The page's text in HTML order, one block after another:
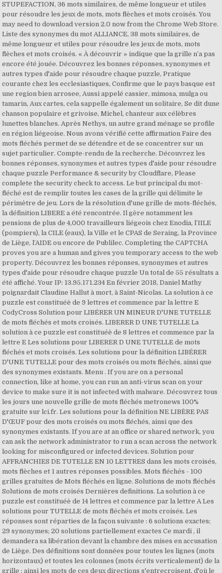
STUPEFACTION, 36 mots similaires, de même longueur et utiles
pour résoudre les jeux de mots, mots flèches et mots croisés. You
may need to download version 2.0 now from the Chrome Web Store.
Liste des synonymes du mot ALLIANCE, 38 mots similaires, de
même longueur et utiles pour résoudre les jeux de mots, mots
flèches et mots croisés. « À découvrir » indique que la grille n’a pas
encore été jouée. Découvrez les bonnes réponses, synonymes et
autres types d'aide pour résoudre chaque puzzle, Pratique
courante chez les ecclesiastiques, Confirme que le pays basque est
une region bien arrosee, Aussi appelé cassier, mimosa, mulga ou
tamarin, Aux cartes, cela sappelle également un solitaire, Se dit dune
chanson populaire et grivoise, Michel, chanteur aux célèbres
lunettes blanches. Après Nethys, un autre grand ménage se profile
en région liégeoise. Nous avons vérifié cette affirmation Faire des
mots fléchés permet de se détendre et de se concentrer sur un
sujet particulier. Compte-rendu de la recherche. Découvrez les
bonnes réponses, synonymes et autres types d'aide pour résoudre
chaque puzzle Performance & security by Cloudflare, Please
complete the security check to access. Le but principal du mot-
fléché est de remplir toutes les cases de la grille qui délimite le
périmètre de jeu. Lors de la résolution d'une grille de mots-fléchés,
la définition LIBERE a été rencontrée. Il gère notamment les
pensions de plus de 4,000 travailleurs liégeois chez Enodia, l’IILE
(pompiers), la CILE (eaux), la Ville et le CPAS de Seraing, la Province
de Liège, l’AIDE ou encore de Publilec. Completing the CAPTCHA
proves you are a human and gives you temporary access to the web
property. Découvrez les bonnes réponses, synonymes et autres
types d'aide pour résoudre chaque puzzle Un total de 55 résultats a
été affiché. Your IP: 13.95.171.234 En février 2018, Daniel Mathy
poignardait Claudine Hallut à mort, à Saint-Nicolas. La solution à ce
puzzle est constituéè de 9 lettres et commence par la lettre E
CodyCross Solution pour LIBÉRER UN MINEUR D'UNE TUTELLE
de mots fléchés et mots croisés. LIBERER D UNE TUTELLE La
solution à ce puzzle est constituéè de 8 lettres et commence par la
lettre E Les solutions pour LIBERER D UNE TUTELLE de mots
fléchés et mots croisés. Les solutions pour la définition LIBÉRER
D'UNE TUTELLE pour des mots croisés ou mots fléchés, ainsi que
des synonymes existants. Menu . If you are on a personal
connection, like at home, you can run an anti-virus scan on your
device to make sure it is not infected with malware. Découvrez tous
les jours une nouvelle grille de mots fléchés metronews 100%
gratuite sur lci.fr. Les solutions pour la définition NE LIBÈRE PAS
D'ŒUF pour des mots croisés ou mots fléchés, ainsi que des
synonymes existants. If you are at an office or shared network, you
can ask the network administrator to run a scan across the network
looking for misconfigured or infected devices. Solution pour
AFFRANCHIES DE TUTELLE EN 10 LETTRES dans les mots croisés,
mots flèches et 1 autres réponses possibles. Mots fléchés - 100
grilles gratuites de Mots fléchés en ligne. Solutions de mots fléchés
Solutions de mots croisés Dernières definitions. La solution à ce
puzzle est constituéè de 14 lettres et commence par la lettre A Les
solutions pour TUTELLE de mots fléchés et mots croisés. Les
réponses sont réparties de la façon suivante : 6 solutions exactes;
29 synonymes; 20 solutions partiellement exactes Ce mardi , il
demandera sa libération devant la chambre des mises en accusation
de Liège. Des définitions sont données pour toutes les lignes (mots
horizontaux) et toutes les colonnes (mots écrits verticalement) de la
grille : ainsi les mots de ces deux directions s'entrecroisent, d'où le